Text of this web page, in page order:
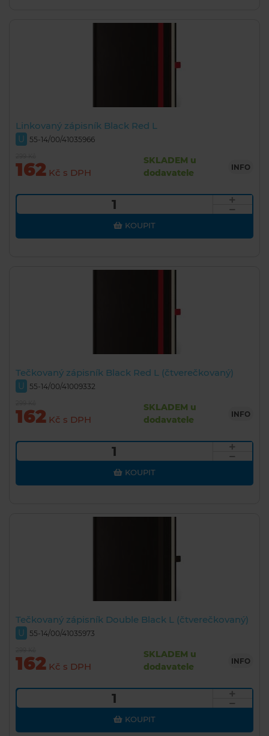
Linkovaný zápisník Black Red L
U 55-14/00/41035966
162 Kč s DPH
SKLADEM u
dodavatele
INFO
KOUPIT
Tečkovaný zápisník Black Red L (čtverečkovaný)
U 55-14/00/41009332
162 Kč s DPH
SKLADEM u
dodavatele
INFO
KOUPIT
Tečkovaný zápisník Double Black L (čtverečkovaný)
U 55-14/00/41035973
162 Kč s DPH
SKLADEM u
dodavatele
INFO
KOUPIT